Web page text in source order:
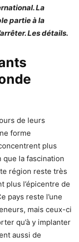
La
partie à la
Les détails.
de leurs
forme
plus
que la fascination
région reste très
plus l’épicentre de
pays reste l’une
mais ceux-ci
qu’à y implanter
aussi de